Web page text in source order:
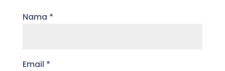
Nama *
Email *